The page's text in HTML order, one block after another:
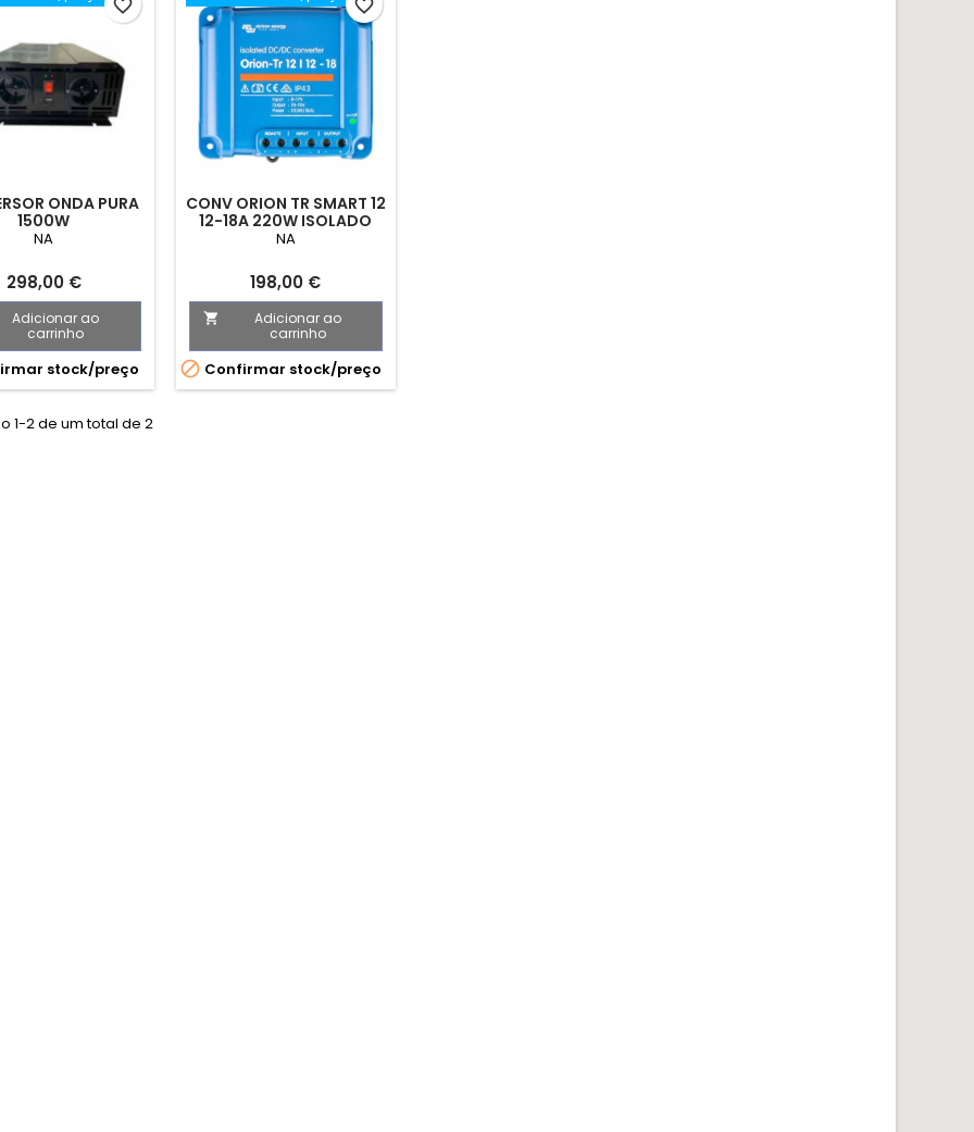
ONDA PURA
1500W
NA
Preço
298,00 €
Adicionar ao
carrinho
stock/preço
favorite_border
CONV ORION TR SMART 12
12-18A 220W ISOLADO
NA
Preço
198,00 €

Adicionar ao
carrinho
 Confirmar stock/preço
favorite_border
1-2 de um total de 2